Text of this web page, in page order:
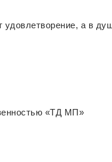
а в
«ТД МП»